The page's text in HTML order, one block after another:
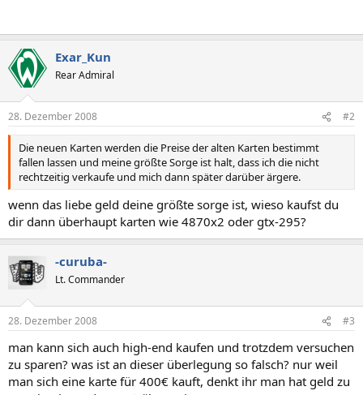
Exar_Kun
Rear Admiral
28. Dezember 2008 #2
Die neuen Karten werden die Preise der alten Karten bestimmt
fallen lassen und meine größte Sorge ist halt, dass ich die nicht
rechtzeitig verkaufe und mich dann später darüber ärgere.
wenn das liebe geld deine größte sorge ist, wieso kaufst du
dir dann überhaupt karten wie 4870x2 oder gtx-295?
-curuba-
Lt. Commander
28. Dezember 2008 #3
man kann sich auch high-end kaufen und trotzdem versuchen
zu sparen? was ist an dieser überlegung so falsch? nur weil
man sich eine karte für 400€ kauft, denkt ihr man hat geld zu